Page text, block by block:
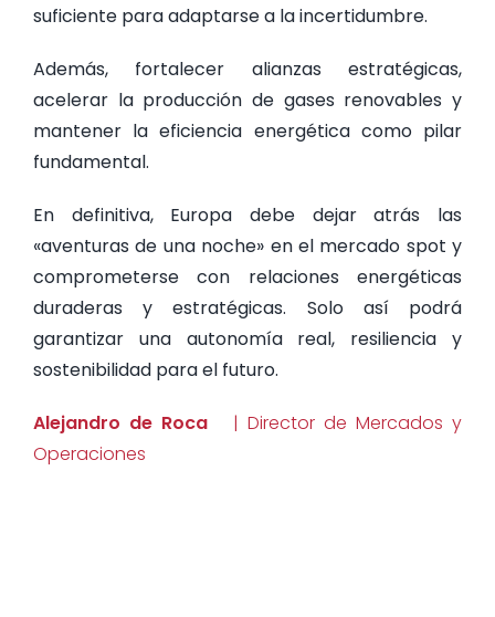
suficiente para adaptarse a la incertidumbre.
Además, fortalecer alianzas estratégicas,
acelerar la producción de gases renovables y
mantener la eficiencia energética como pilar
fundamental.
En definitiva, Europa debe dejar atrás las
«aventuras de una noche» en el mercado spot y
comprometerse con relaciones energéticas
duraderas y estratégicas. Solo así podrá
garantizar una autonomía real, resiliencia y
sostenibilidad para el futuro.
Alejandro de Roca
| Director de Mercados y
Operaciones